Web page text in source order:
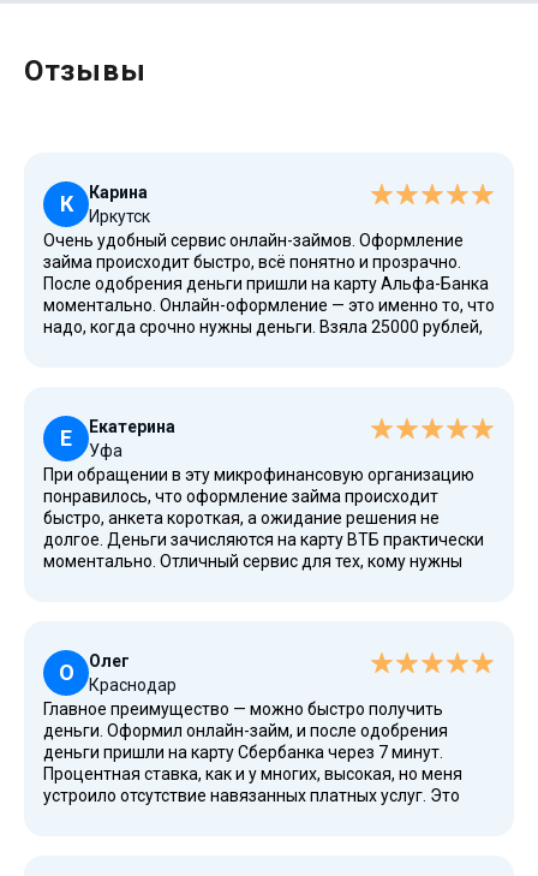
Отзывы
К
Карина
Иркутск
Очень удобный сервис онлайн-займов. Оформление
займа происходит быстро, всё понятно и прозрачно.
После одобрения деньги пришли на карту Альфа-Банка
моментально. Онлайн-оформление — это именно то, что
надо, когда срочно нужны деньги. Взяла 25000 рублей,
Е
Екатерина
Уфа
При обращении в эту микрофинансовую организацию
понравилось, что оформление займа происходит
быстро, анкета короткая, а ожидание решения не
долгое. Деньги зачисляются на карту ВТБ практически
моментально. Отличный сервис для тех, кому нужны
О
Олег
Краснодар
Главное преимущество — можно быстро получить
деньги. Оформил онлайн-займ, и после одобрения
деньги пришли на карту Сбербанка через 7 минут.
Процентная ставка, как и у многих, высокая, но меня
устроило отсутствие навязанных платных услуг. Это